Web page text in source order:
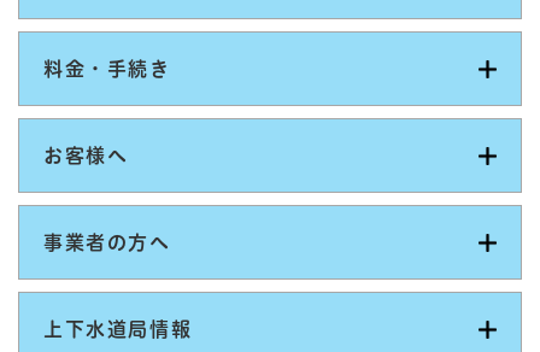
料金・手続き
お客様へ
事業者の方へ
上下水道局情報